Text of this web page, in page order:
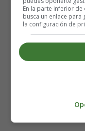
Casi es mi apellido
Casi es lo más
Casi es el atajo
Tanto por ciento
Cómo va a
Casi es mucho o
En la parte inferior de
busca un enlace
la configuración de